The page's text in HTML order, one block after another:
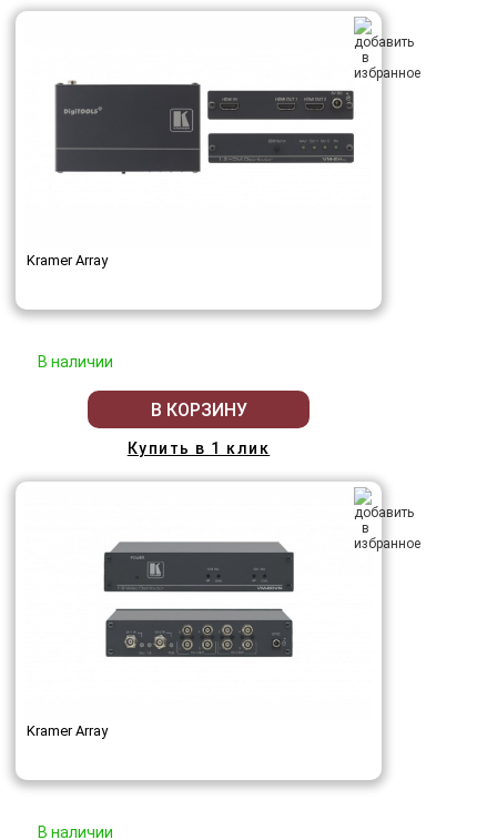
Kramer Array
В наличии
В КОРЗИНУ
Купить в 1 клик
Kramer Array
В наличии